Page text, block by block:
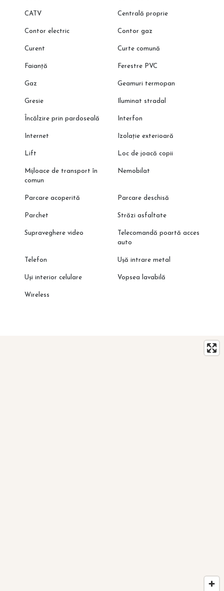
CATV Centrală proprie
Contor electric Contor gaz
Curent Curte comună
Faianță Ferestre PVC
Gaz Geamuri termopan
Gresie Iluminat stradal
Încălzire prin pardoseală Interfon
Internet Izolație exterioară
Lift Loc de joacă copii
Mijloace de transport în
comun
Nemobilat
Parcare acoperită Parcare deschisă
Parchet Străzi asfaltate
Supraveghere video
Telecomandă poartă acces
auto
Telefon Ușă intrare metal
Uși interior celulare Vopsea lavabilă
Wireless